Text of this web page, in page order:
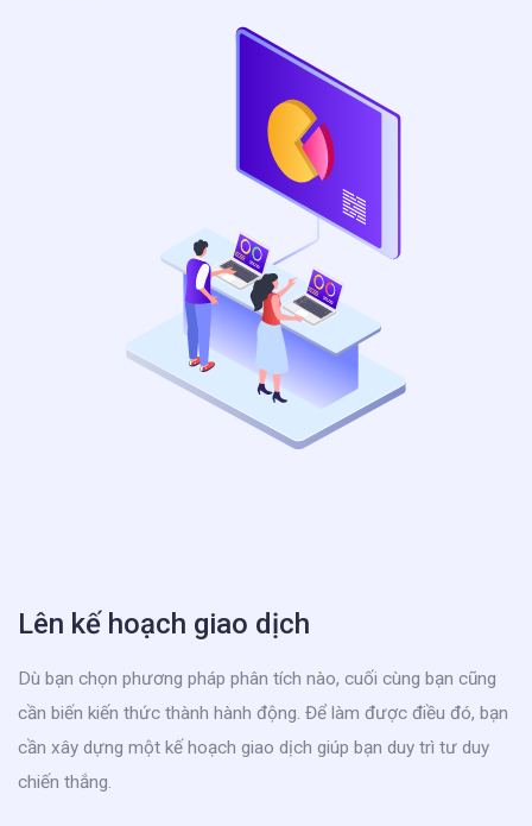
Lên kế hoạch giao dịch
Dù bạn chọn phương pháp phân tích nào, cuối cùng bạn cũng
cần biến kiến thức thành hành động. Để làm được điều đó, bạn
cần xây dựng một kế hoạch giao dịch giúp bạn duy trì tư duy
chiến thắng.